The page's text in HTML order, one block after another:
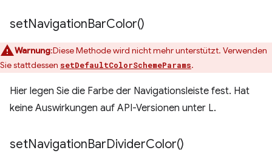
setNavigationBarColor()
Warnung:Diese Methode wird nicht mehr unterstützt. Verwenden
Sie stattdessen setDefaultColorSchemeParams.
Hier legen Sie die Farbe der Navigationsleiste fest. Hat
keine Auswirkungen auf API-Versionen unter L.
setNavigationBarDividerColor()